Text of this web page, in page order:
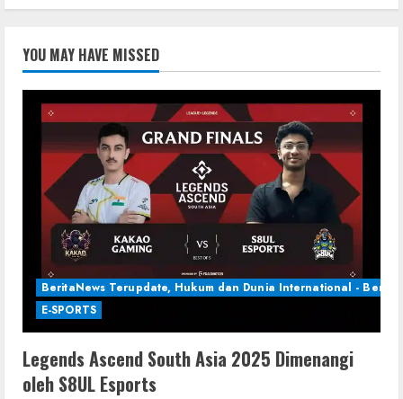
YOU MAY HAVE MISSED
BeritaNews Terupdate, Hukum dan Dunia International - Berita
E-SPORTS
Legends Ascend South Asia 2025 Dimenangi
oleh S8UL Esports